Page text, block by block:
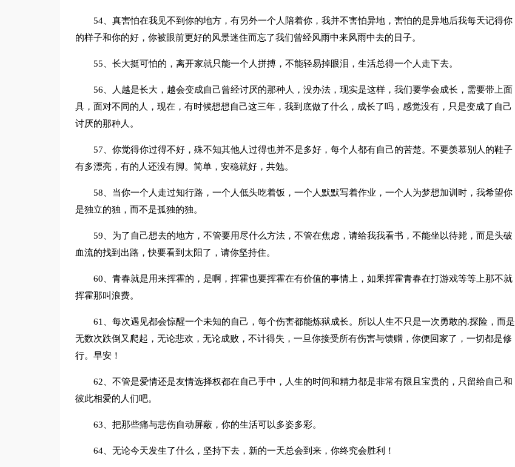
54、真害怕在我见不到你的地方，有另外一个人陪着你，我并不害怕异地，害怕的是异地后我每天记得你
的样子和你的好，你被眼前更好的风景迷住而忘了我们曾经风雨中来风雨中去的日子。
55、长大挺可怕的，离开家就只能一个人拼搏，不能轻易掉眼泪，生活总得一个人走下去。
56、人越是长大，越会变成自己曾经讨厌的那种人，没办法，现实是这样，我们要学会成长，需要带上面
具，面对不同的人，现在，有时候想想自己这三年，我到底做了什么，成长了吗，感觉没有，只是变成了自己
讨厌的那种人。
57、你觉得你过得不好，殊不知其他人过得也并不是多好，每个人都有自己的苦楚。不要羡慕别人的鞋子
有多漂亮，有的人还没有脚。简单，安稳就好，共勉。
58、当你一个人走过知行路，一个人低头吃着饭，一个人默默写着作业，一个人为梦想加训时，我希望你
是独立的独，而不是孤独的独。
59、为了自己想去的地方，不管要用尽什么方法，不管在焦虑，请给我我看书，不能坐以待毙，而是头破
血流的找到出路，快要看到太阳了，请你坚持住。
60、青春就是用来挥霍的，是啊，挥霍也要挥霍在有价值的事情上，如果挥霍青春在打游戏等等上那不就
挥霍那叫浪费。
61、每次遇见都会惊醒一个未知的自己，每个伤害都能炼狱成长。所以人生不只是一次勇敢的.探险，而是
无数次跌倒又爬起，无论悲欢，无论成败，不计得失，一旦你接受所有伤害与馈赠，你便回家了，一切都是修
行。早安！
62、不管是爱情还是友情选择权都在自己手中，人生的时间和精力都是非常有限且宝贵的，只留给自己和
彼此相爱的人们吧。
63、把那些痛与悲伤自动屏蔽，你的生活可以多姿多彩。
64、无论今天发生了什么，坚持下去，新的一天总会到来，你终究会胜利！